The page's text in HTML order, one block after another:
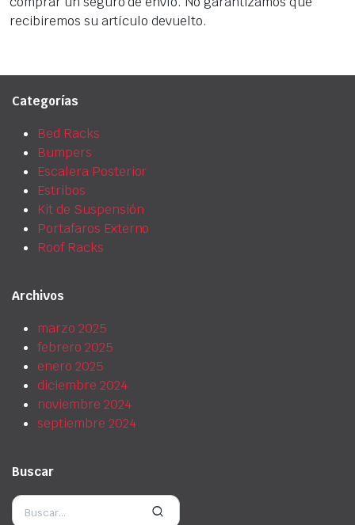
recibiremos su artículo devuelto.
Categorías
Bed Racks
Bumpers
Escalera Posterior
Estribos
Kit de Suspensión
Portafaros Externo
Roof Racks
Archivos
marzo 2025
febrero 2025
enero 2025
diciembre 2024
noviembre 2024
septiembre 2024
Buscar